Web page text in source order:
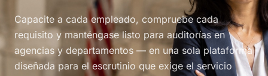
Capacite a cada empleado, compruebe cada
requisito y manténgase listo para auditorías en
agencias y departamentos — en una sola plataforma
diseñada para el escrutinio que exige el servicio